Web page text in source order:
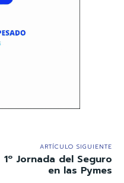
ARTÍCULO SIGUIENTE
1º Jornada del Seguro
en las Pymes